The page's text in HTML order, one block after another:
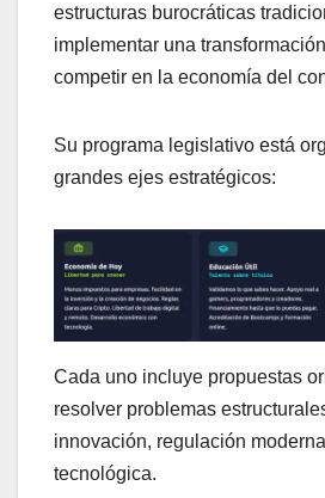
estructuras burocráticas
implementar una
competir en la economía del
Su programa legislativo está
grandes ejes estratégicos:
Cada uno incluye propuestas
resolver problemas
innovación, regulación
tecnológica.